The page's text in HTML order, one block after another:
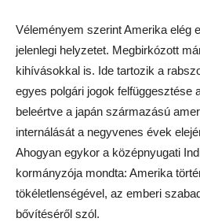
Véleményem szerint Amerika elég
jelenlegi helyzetet. Megbirkózott
kihívásokkal is. Ide tartozik a
egyes polgári jogok felfüggesztése
beleértve a japán származású
internálását a negyvenes évek
Ahogyan egykor a középnyugati
kormányzója mondta: Amerika
tökéletlenségével, az emberi
bővítéséről szól.